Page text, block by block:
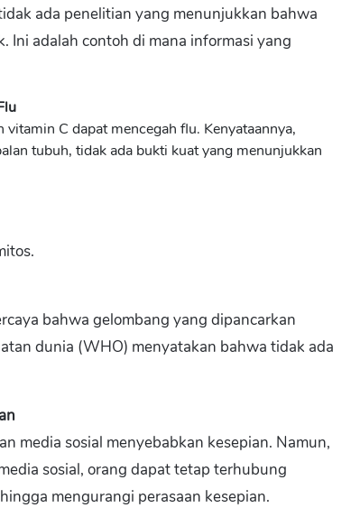
ada penelitian yang menunjukkan bahwa
Ini adalah contoh di mana informasi yang
C dapat mencegah flu. Kenyataannya,
tubuh, tidak ada bukti kuat yang menunjukkan
bahwa gelombang yang dipancarkan
dunia (WHO) menyatakan bahwa tidak ada
media sosial menyebabkan kesepian. Namun,
sosial, orang dapat tetap terhubung
mengurangi perasaan kesepian.